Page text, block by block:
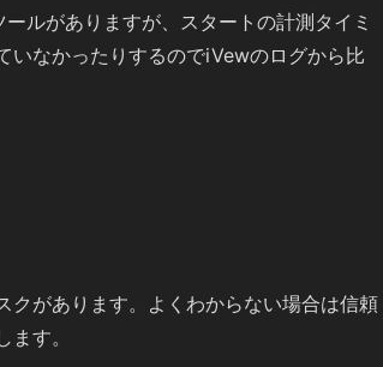
ルがありますが、スタートの計測タイミ
いなかったりするのでiVewのログから比
クがあります。よくわからない場合は信頼
す。